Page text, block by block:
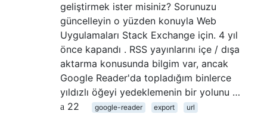
geliştirmek ister misiniz? Sorunuzu
güncelleyin o yüzden konuyla Web
Uygulamaları Stack Exchange için. 4 yıl
önce kapandı . RSS yayınlarını içe / dışa
aktarma konusunda bilgim var, ancak
Google Reader'da topladığım binlerce
yıldızlı öğeyi yedeklemenin bir yolunu …
22
google-reader export url